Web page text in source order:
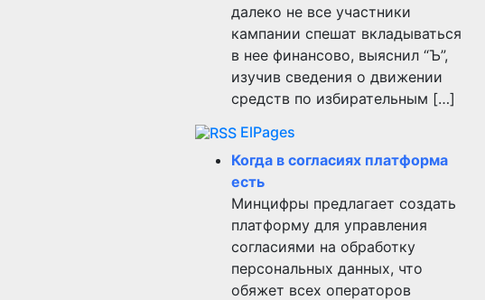
далеко не все участники
кампании спешат вкладываться
в нее финансово, выяснил “Ъ”,
изучив сведения о движении
средств по избирательным […]
ElPages
Когда в согласиях платформа
есть
Минцифры предлагает создать
платформу для управления
согласиями на обработку
персональных данных, что
обяжет всех операторов